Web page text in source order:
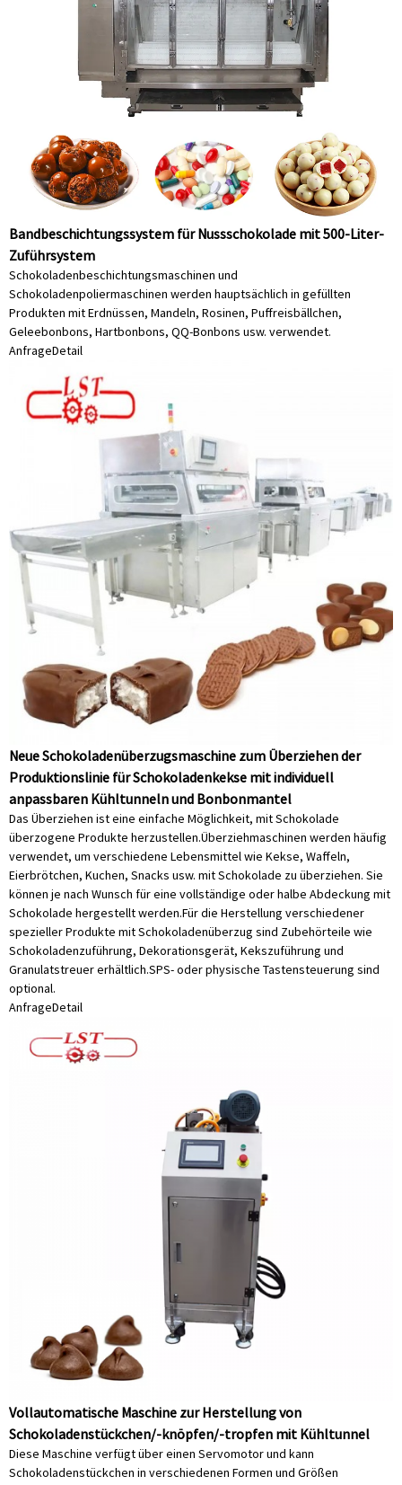
Bandbeschichtungssystem für Nussschokolade mit 500-Liter-
Zuführsystem
Schokoladenbeschichtungsmaschinen und
Schokoladenpoliermaschinen werden hauptsächlich in gefüllten
Produkten mit Erdnüssen, Mandeln, Rosinen, Puffreisbällchen,
Geleebonbons, Hartbonbons, QQ-Bonbons usw. verwendet.
AnfrageDetail
Neue Schokoladenüberzugsmaschine zum Überziehen der
Produktionslinie für Schokoladenkekse mit individuell
anpassbaren Kühltunneln und Bonbonmantel
Das Überziehen ist eine einfache Möglichkeit, mit Schokolade
überzogene Produkte herzustellen.Überziehmaschinen werden häufig
verwendet, um verschiedene Lebensmittel wie Kekse, Waffeln,
Eierbrötchen, Kuchen, Snacks usw. mit Schokolade zu überziehen. Sie
können je nach Wunsch für eine vollständige oder halbe Abdeckung mit
Schokolade hergestellt werden.Für die Herstellung verschiedener
spezieller Produkte mit Schokoladenüberzug sind Zubehörteile wie
Schokoladenzuführung, Dekorationsgerät, Kekszuführung und
Granulatstreuer erhältlich.SPS- oder physische Tastensteuerung sind
optional.
AnfrageDetail
Vollautomatische Maschine zur Herstellung von
Schokoladenstückchen/-knöpfen/-tropfen mit Kühltunnel
Diese Maschine verfügt über einen Servomotor und kann
Schokoladenstückchen in verschiedenen Formen und Größen